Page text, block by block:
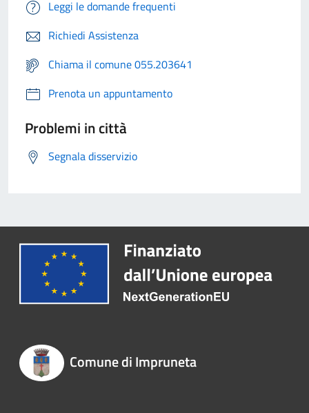
Leggi le domande frequenti
Richiedi Assistenza
Chiama il comune 055.203641
Prenota un appuntamento
Problemi in città
Segnala disservizio
Comune di Impruneta